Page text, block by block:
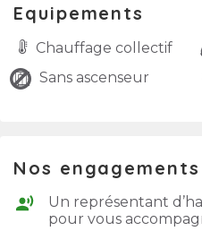
Equipements
Chauffage collectif
Sans ascenseur
Nos engagements
Un représentant
pour vous